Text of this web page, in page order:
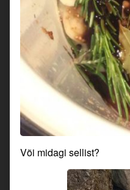
Või midagi sellist?